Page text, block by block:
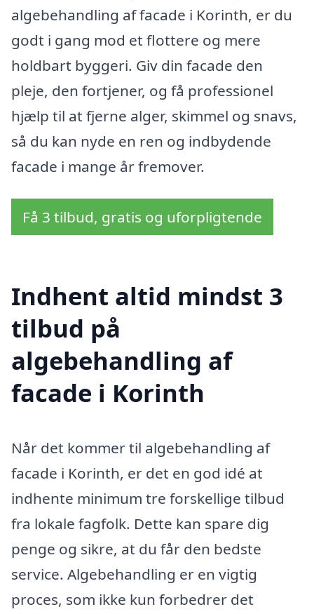
algebehandling af facade i Korinth, er du
godt i gang mod et flottere og mere
holdbart byggeri. Giv din facade den
pleje, den fortjener, og få professionel
hjælp til at fjerne alger, skimmel og snavs,
så du kan nyde en ren og indbydende
facade i mange år fremover.
Få 3 tilbud, gratis og uforpligtende
Indhent altid mindst 3
tilbud på
algebehandling af
facade i Korinth
Når det kommer til algebehandling af
facade i Korinth, er det en god idé at
indhente minimum tre forskellige tilbud
fra lokale fagfolk. Dette kan spare dig
penge og sikre, at du får den bedste
service. Algebehandling er en vigtig
proces, som ikke kun forbedrer det